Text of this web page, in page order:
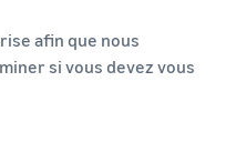
afin que nous
si vous devez vous